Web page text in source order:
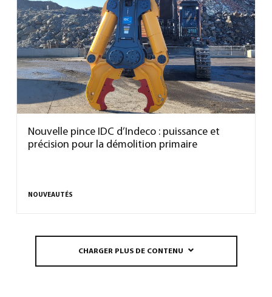
Nouvelle pince IDC d’Indeco : puissance et
précision pour la démolition primaire
NOUVEAUTÉS
CHARGER PLUS DE CONTENU